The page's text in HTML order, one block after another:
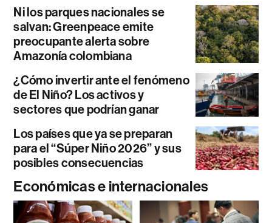
Ni los parques nacionales se
salvan: Greenpeace emite
preocupante alerta sobre
Amazonía colombiana
¿Cómo invertir ante el fenómeno
de El Niño? Los activos y
sectores que podrían ganar
Los países que ya se preparan
para el “Súper Niño 2026” y sus
posibles consecuencias
Económicas e internacionales